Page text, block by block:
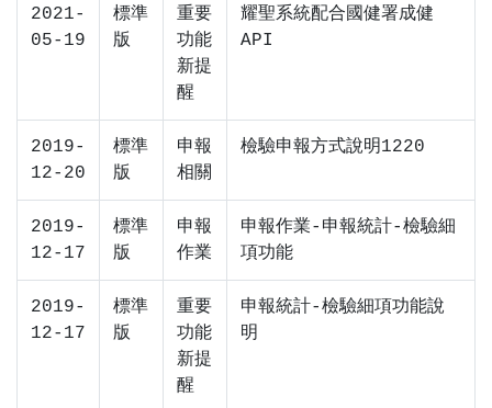
2021-
05-19
標準
版
重要
功能
新提
醒
耀聖系統配合國健署成健
API
2019-
12-20
標準
版
申報
相關
檢驗申報方式說明1220
2019-
12-17
標準
版
申報
作業
申報作業-申報統計-檢驗細
項功能
2019-
12-17
標準
版
重要
功能
新提
醒
申報統計-檢驗細項功能說
明